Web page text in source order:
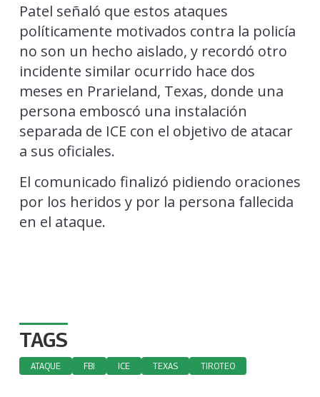
Patel señaló que estos ataques
políticamente motivados contra la policía
no son un hecho aislado, y recordó otro
incidente similar ocurrido hace dos
meses en Prarieland, Texas, donde una
persona emboscó una instalación
separada de ICE con el objetivo de atacar
a sus oficiales.
El comunicado finalizó pidiendo oraciones
por los heridos y por la persona fallecida
en el ataque.
TAGS
ATAQUE FBI ICE TEXAS TIROTEO